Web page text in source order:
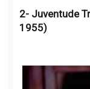
2- Juventude
1955)